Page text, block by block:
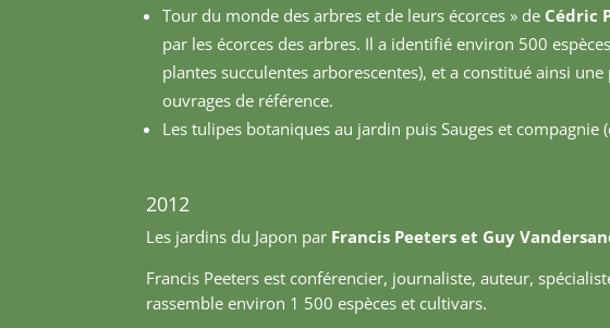
Tour du monde des arbres et de leurs écorces » de Cédric
par les écorces des arbres. Il a identifié environ 500
plantes succulentes arborescentes), et a constitué ainsi
ouvrages de référence.
Les tulipes botaniques au jardin puis Sauges et compagnie
2012
Les jardins du Japon par Francis Peeters et Guy
Francis Peeters est conférencier, journaliste, auteur,
rassemble environ 1 500 espèces et cultivars.